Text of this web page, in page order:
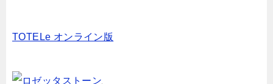
TOTELe オンライン版